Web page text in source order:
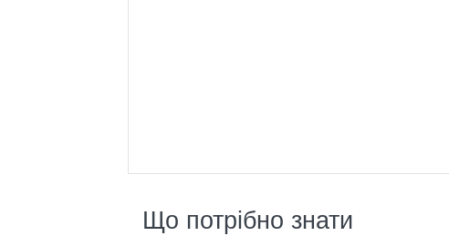
Що потрібно знати